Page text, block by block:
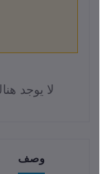
لا يوجد
وصف